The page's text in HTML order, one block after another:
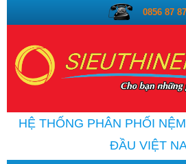
0856 87
HỆ THỐNG PHÂN PHỐI
ĐẦU VIỆT